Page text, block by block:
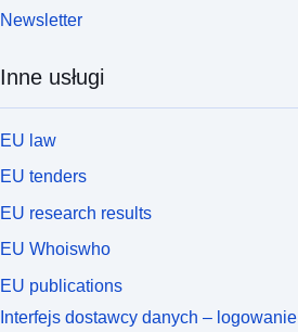
Newsletter
Inne usługi
EU law
EU tenders
EU research results
EU Whoiswho
EU publications
Interfejs dostawcy danych – logowanie